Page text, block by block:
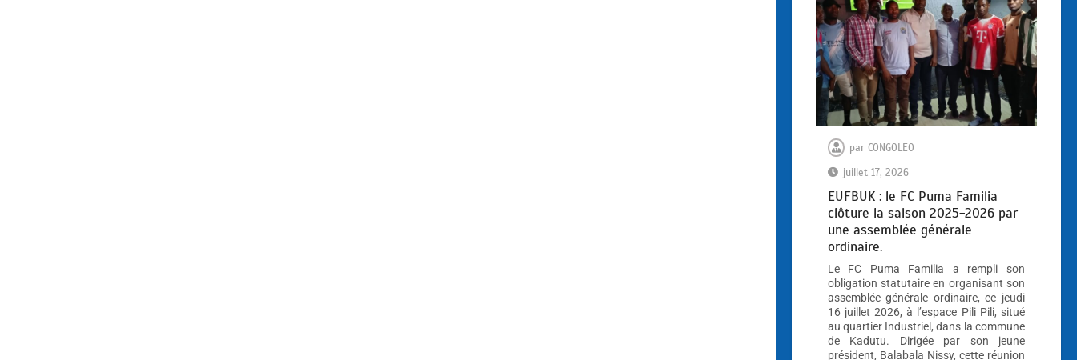
par CONGOLEO
juillet 17, 2026
EUFBUK : le FC Puma Familia
clôture la saison 2025-2026 par
une assemblée générale
ordinaire.
Le FC Puma Familia a rempli son
obligation statutaire en organisant son
assemblée générale ordinaire, ce jeudi
16 juillet 2026, à l’espace Pili Pili, situé
au quartier Industriel, dans la commune
de Kadutu. Dirigée par son jeune
président, Balabala Nissy, cette réunion